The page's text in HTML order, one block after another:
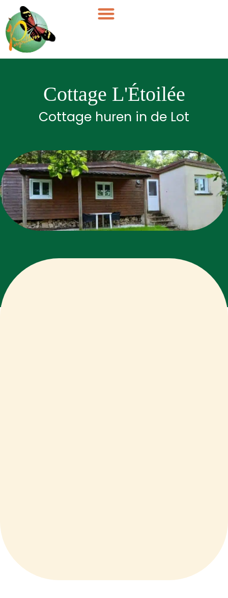
Cookies beheer paneel
Cottage L'Étoilée
Cottage huren in de Lot